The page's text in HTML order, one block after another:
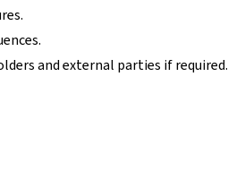
and external parties if required.